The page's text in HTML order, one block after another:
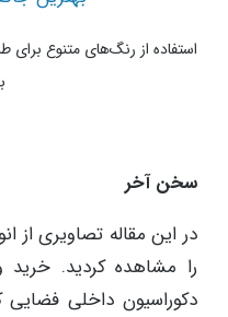
استفاده از رنگ‌های متنوع
سخن آخر
در این مقاله تصاویری از
را مشاهده کردید.
دکوراسیون داخلی